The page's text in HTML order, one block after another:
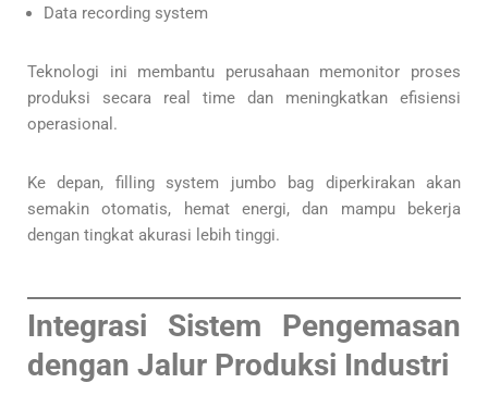
Data recording system
Teknologi ini membantu perusahaan memonitor proses
produksi secara real time dan meningkatkan efisiensi
operasional.
Ke depan, filling system jumbo bag diperkirakan akan
semakin otomatis, hemat energi, dan mampu bekerja
dengan tingkat akurasi lebih tinggi.
Integrasi Sistem Pengemasan
dengan Jalur Produksi Industri